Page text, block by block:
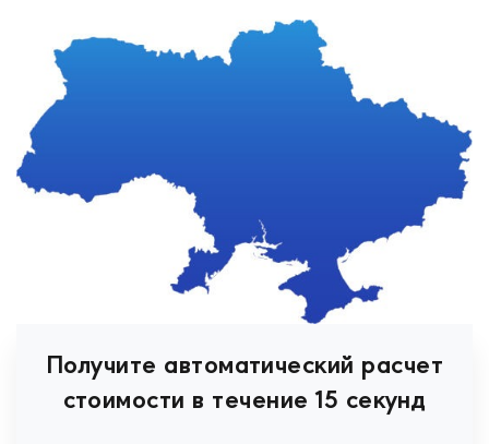
Получите автоматический расчет
стоимости в течение 15 секунд